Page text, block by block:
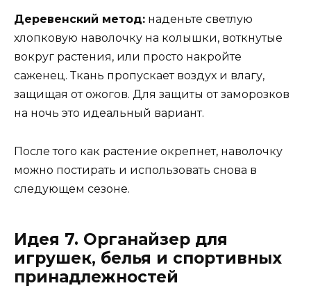
Деревенский метод: наденьте светлую
хлопковую наволочку на колышки, воткнутые
вокруг растения, или просто накройте
саженец. Ткань пропускает воздух и влагу,
защищая от ожогов. Для защиты от заморозков
на ночь это идеальный вариант.
После того как растение окрепнет, наволочку
можно постирать и использовать снова в
следующем сезоне.
Идея 7. Органайзер для
игрушек, белья и спортивных
принадлежностей